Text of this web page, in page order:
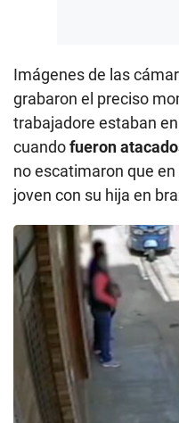
Imágenes de las
grabaron el preciso
trabajadore estaban
cuandofueron
no escatimaron que
joven con su hija en